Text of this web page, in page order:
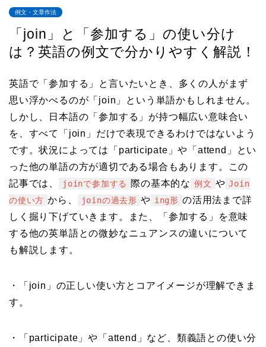
例文・文章作法
「join」と「参加する」の使い分け
は？英語の例文で分かりやすく解説！
英語で「参加する」と言いたいとき、多くの人がまず
思い浮かべるのが「join」という単語かもしれません。
しかし、日本語の「参加する」が持つ幅広い意味合い
を、すべて「join」だけで表現できるわけではないよう
です。状況によっては「participate」や「attend」とい
った他の単語の方が適切である場合もあります。この
記事では、
joinで参加する 際の基本的な 例文 や Join
の使い方 から、 joinの過去形 や ing形 の活用法まで詳
しく掘り下げていきます。また、「参加する」を意味
する他の英単語との微妙なニュアンスの違いについて
も解説します。
・「join」の正しい使い方とコアイメージが理解できま
す。
・「participate」や「attend」など、類義語との使い分